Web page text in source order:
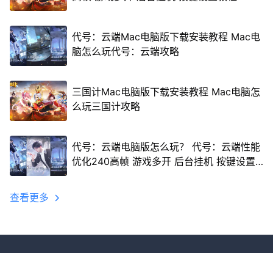
代号：云端Mac电脑版下载安装教程 Mac电
脑怎么玩代号：云端攻略
三国计Mac电脑版下载安装教程 Mac电脑怎
么玩三国计攻略
代号：云端电脑版怎么玩？ 代号：云端性能
优化240高帧 游戏多开 后台挂机 按键设置
查看更多